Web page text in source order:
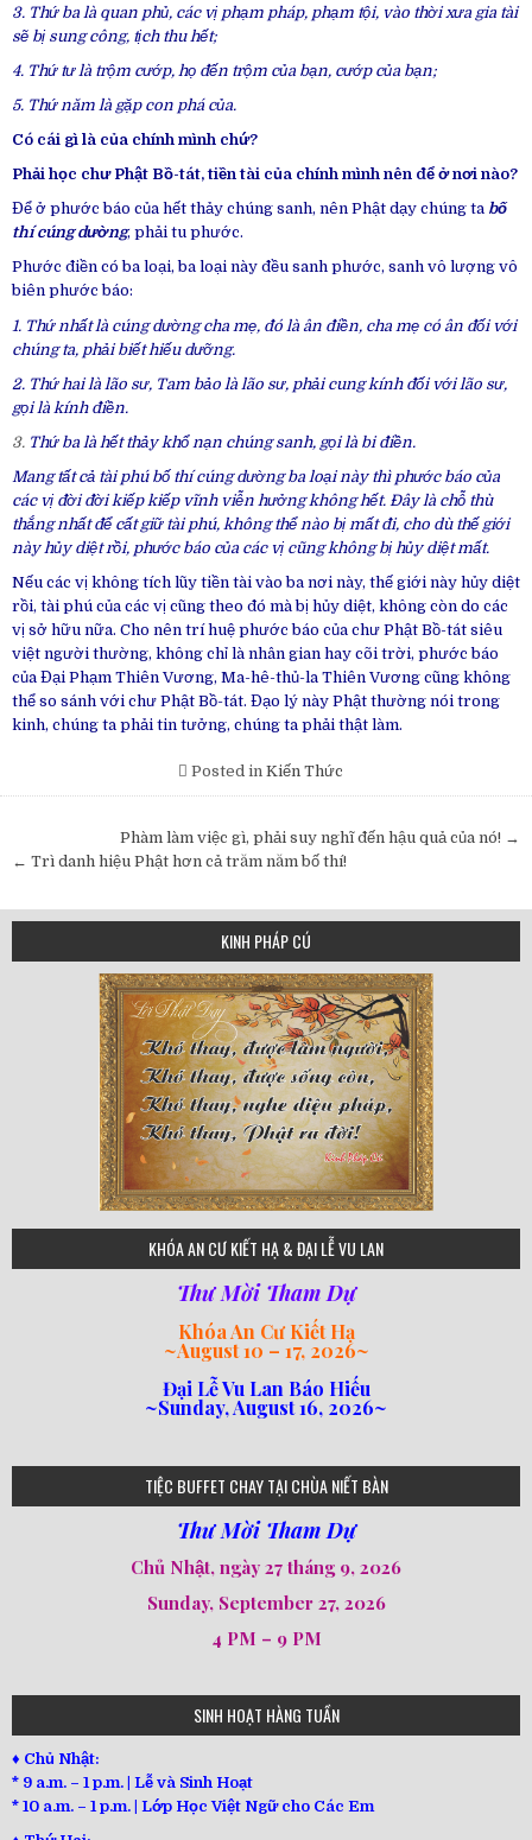
3. Thứ ba là quan phủ, các vị phạm pháp, phạm tội, vào thời xưa gia tài
sẽ bị sung công, tịch thu hết;
4. Thứ tư là trộm cướp, họ đến trộm của bạn, cướp của bạn;
5. Thứ năm là gặp con phá của.
Có cái gì là của chính mình chứ?
Phải học chư Phật Bồ-tát, tiền tài của chính mình nên để ở nơi nào?
Để ở phước báo của hết thảy chúng sanh, nên Phật dạy chúng ta bố
thí cúng dường, phải tu phước.
Phước điền có ba loại, ba loại này đều sanh phước, sanh vô lượng vô
biên phước báo:
1. Thứ nhất là cúng dường cha mẹ, đó là ân điền, cha mẹ có ân đối với
chúng ta, phải biết hiếu dưỡng.
2. Thứ hai là lão sư, Tam bảo là lão sư, phải cung kính đối với lão sư,
gọi là kính điền.
3. Thứ ba là hết thảy khổ nạn chúng sanh, gọi là bi điền.
Mang tất cả tài phú bố thí cúng dường ba loại này thì phước báo của
các vị đời đời kiếp kiếp vĩnh viễn hưởng không hết. Đây là chỗ thù
thắng nhất để cất giữ tài phú, không thể nào bị mất đi, cho dù thế giới
này hủy diệt rồi, phước báo của các vị cũng không bị hủy diệt mất.
Nếu các vị không tích lũy tiền tài vào ba nơi này, thế giới này hủy diệt
rồi, tài phú của các vị cũng theo đó mà bị hủy diệt, không còn do các
vị sở hữu nữa. Cho nên trí huệ phước báo của chư Phật Bồ-tát siêu
việt người thường, không chỉ là nhân gian hay cõi trời, phước báo
của Đại Phạm Thiên Vương, Ma-hê-thủ-la Thiên Vương cũng không
thể so sánh với chư Phật Bồ-tát. Đạo lý này Phật thường nói trong
kinh, chúng ta phải tin tưởng, chúng ta phải thật làm.
Posted in Kiến Thức
navigation
Phàm làm việc gì, phải suy nghĩ đến hậu quả của nó! →
← Trì danh hiệu Phật hơn cả trăm năm bố thí!
KINH PHÁP CÚ
75
80
78
77
82
92
93
94
95
98
641
182
101
loipha2
loipha4
loipha1
loipha5
loipha7
loipha8
loipha10
loipha9
loi-phat-day
loipha15
loipha13
KHÓA AN CƯ KIẾT HẠ & ĐẠI LỄ VU LAN
Thư Mời Tham Dự
Khóa An Cư Kiết Hạ
~August 10 – 17, 2026~
Đại Lễ Vu Lan Báo Hiếu
~Sunday, August 16, 2026~
TIỆC BUFFET CHAY TẠI CHÙA NIẾT BÀN
Thư Mời Tham Dự
Chủ Nhật, ngày 27 tháng 9, 2026
Sunday, September 27, 2026
4 PM – 9 PM
SINH HOẠT HÀNG TUẦN
♦ Chủ Nhật:
* 9 a.m. – 1 p.m. | Lễ và Sinh Hoạt
* 10 a.m. – 1 p.m. | Lớp Học Việt Ngữ cho Các Em